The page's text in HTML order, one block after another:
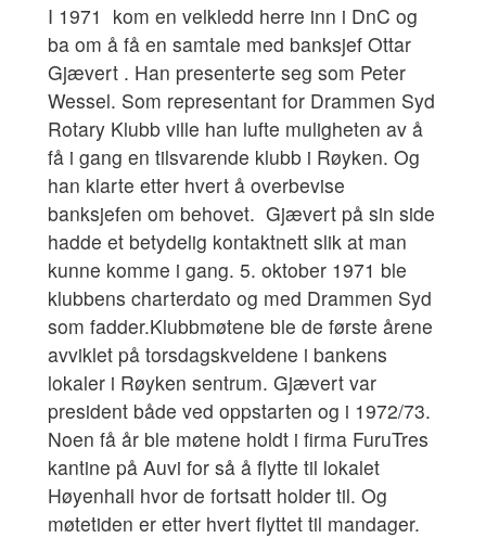
I 1971 kom en velkledd herre inn i DnC og
ba om å få en samtale med banksjef Ottar
Gjævert . Han presenterte seg som Peter
Wessel. Som representant for Drammen Syd
Rotary Klubb ville han lufte muligheten av å
få i gang en tilsvarende klubb i Røyken. Og
han klarte etter hvert å overbevise
banksjefen om behovet. Gjævert på sin side
hadde et betydelig kontaktnett slik at man
kunne komme i gang. 5. oktober 1971 ble
klubbens charterdato og med Drammen Syd
som fadder.Klubbmøtene ble de første årene
avviklet på torsdagskveldene i bankens
lokaler i Røyken sentrum. Gjævert var
president både ved oppstarten og i 1972/73.
Noen få år ble møtene holdt i firma FuruTres
kantine på Auvi for så å flytte til lokalet
Høyenhall hvor de fortsatt holder til. Og
møtetiden er etter hvert flyttet til mandager.